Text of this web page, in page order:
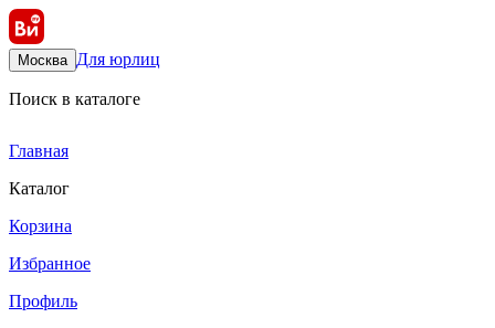
Москва Для юрлиц
Поиск в каталоге
Главная
Каталог
Корзина
Избранное
Профиль